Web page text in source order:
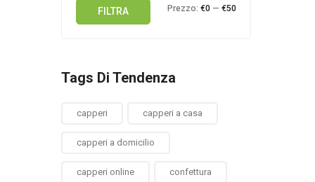
Prezzo
Prezzo
FILTRA Prezzo: €0 — €50
Tags Di Tendenza
capperi capperi a casa
capperi a domicilio
capperi online confettura